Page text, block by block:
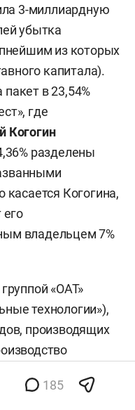
3-миллиардную
убытка
из которых
капитала).
пакет в 23,54%
где
Когогин
разделены
Когогина,
его
владельцем 7%
«ОАТ»
технологии»),
производящих
прорыв
185